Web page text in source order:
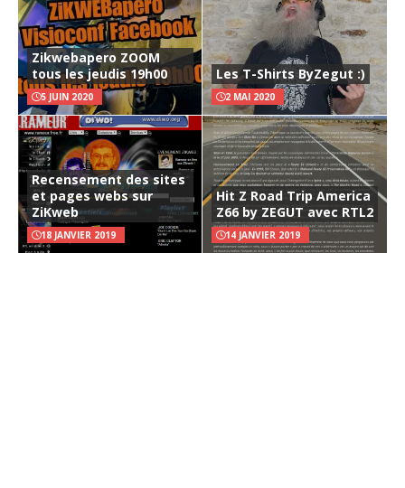
Zikwebapero ZOOM
tous les jeudis 19h00
5 JUIN 2020
Les T-Shirts ByZegut :)
2 MAI 2020
Recensement des sites
et pages webs sur
ZiKweb
18 JANVIER 2019
Hit Z Road Trip America
Z66 by ZEGUT avec RTL2
14 JANVIER 2019